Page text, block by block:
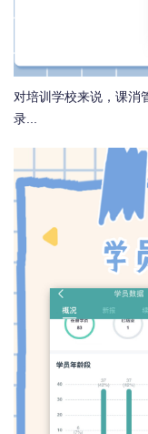
对培训学校来说，课消
录...